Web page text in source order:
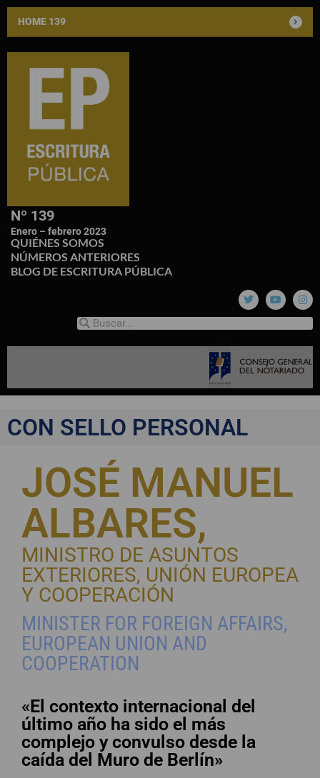
HOME 139
Nº 139
Enero – febrero 2023
QUIÉNES SOMOS
NÚMEROS ANTERIORES
BLOG DE ESCRITURA PÚBLICA
CON SELLO PERSONAL
JOSÉ MANUEL
ALBARES,
MINISTRO DE ASUNTOS
EXTERIORES, UNIÓN EUROPEA
Y COOPERACIÓN
MINISTER FOR FOREIGN AFFAIRS,
EUROPEAN UNION AND
COOPERATION
«El contexto internacional del
último año ha sido el más
complejo y convulso desde la
caída del Muro de Berlín»